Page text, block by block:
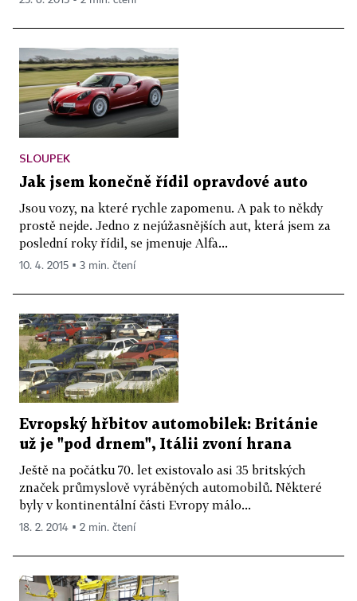
SLOUPEK
Jak jsem konečně řídil opravdové auto
Jsou vozy, na které rychle zapomenu. A pak to někdy
prostě nejde. Jedno z nejúžasnějších aut, která jsem za
poslední roky řídil, se jmenuje Alfa...
10. 4. 2015 ▪ 3 min. čtení
Evropský hřbitov automobilek: Británie
už je "pod drnem", Itálii zvoní hrana
Ještě na počátku 70. let existovalo asi 35 britských
značek průmyslově vyráběných automobilů. Některé
byly v kontinentální části Evropy málo...
18. 2. 2014 ▪ 2 min. čtení